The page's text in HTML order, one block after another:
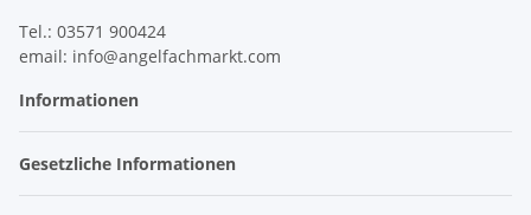
Tel.: 03571 900424
email: info@angelfachmarkt.com
Informationen
Gesetzliche Informationen